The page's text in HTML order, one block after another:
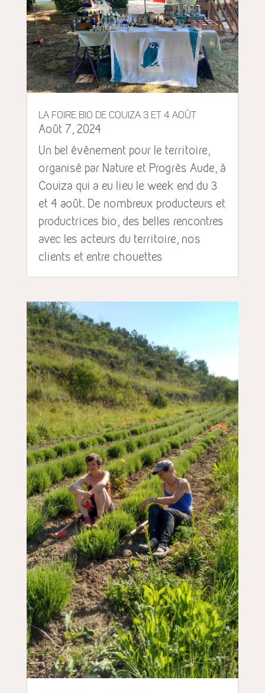
La foire Bio de Couiza 3 et 4 août
Août 7, 2024
Un bel évènement pour le territoire,
organisé par Nature et Progrès Aude, à
Couiza qui a eu lieu le week end du 3
et 4 août. De nombreux producteurs et
productrices bio, des belles rencontres
avec les acteurs du territoire, nos
clients et entre chouettes